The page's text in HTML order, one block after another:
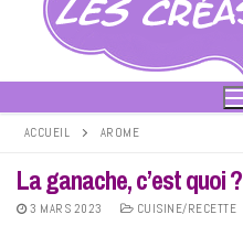
Rechercher :
ACCUEIL AROME
La ganache, c’est quoi ?
3 MARS 2023 CUISINE/RECETTE